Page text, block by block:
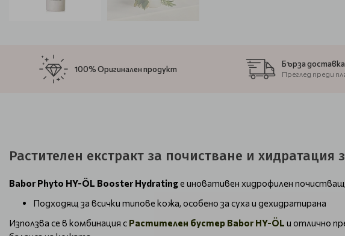
100% Оригинален продукт
Бърза доставка
Преглед преди
Растителен екстракт за почистване и
Babor Phyto HY-ÖL Booster Hydratingе иновативен хидрофилен
Подходящ за всички типове кожа, особено за суха и дехидратирана
Използва се в комбинация с Растителен бустер Babor HY-ÖL и отлично